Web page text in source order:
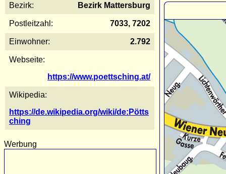
Bezirk: Bezirk Mattersburg
Postleitzahl: 7033, 7202
Einwohner: 2.792
Webseite:
https://www.poettsching.at/
Wikipedia:
https://de.wikipedia.org/wiki/de:Pötts
ching
Werbung